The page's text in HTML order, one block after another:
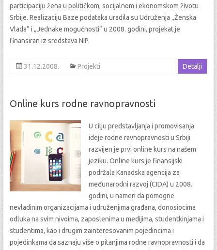
participaciju žena u političkom, socijalnom i ekonomskom životu
Srbije. Realizaciju Baze podataka uradila su Udruženja „Ženska
Vlada“ i „Jednake mogućnosti“ u 2008. godini, projekat je
finansiran iz sredstava NIP.
31.12.2008. Projekti Detalji
Online kurs rodne ravnopravnosti
U cilju predstavljanja i promovisanja
ideje rodne ravnopravnosti u Srbiji
razvijen je prvi online kurs na našem
jeziku. Online kurs je finansijski
podržala Kanadska agencija za
međunarodni razvoj (CIDA) u 2008.
godini, u nameri da pomogne
nevladinim organizacijama i udruženjima građana, donosiocima
odluka na svim nivoima, zaposlenima u medijima, studentkinjama i
studentima, kao i drugim zainteresovanim pojedincima i
pojedinkama da saznaju više o pitanjima rodne ravnopravnosti i da